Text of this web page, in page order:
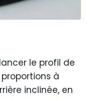
le profil de
à
inclinée, en